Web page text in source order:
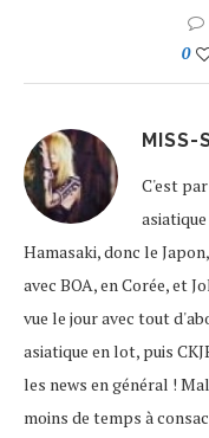
0
MISS-
C'est
Hamasaki, donc le
avec BOA, en Corée, et
vue le jour avec tout
asiatique en lot, puis
les news en général !
moins de temps à